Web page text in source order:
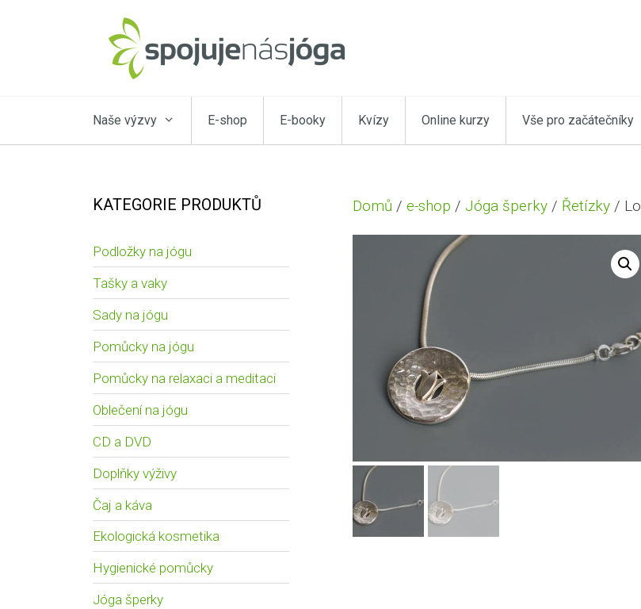
Naše výzvy E-shop E-booky Kvízy Online kurzy Vše pro začátečníky
Domů / e-shop / Jóga šperky/ Řetízky/
KATEGORIE PRODUKTŮ
Podložky na jógu
Tašky a vaky
Sady na jógu
Pomůcky na jógu
Pomůcky na relaxaci a meditaci
Oblečení na jógu
CD a DVD
Doplňky výživy
Čaj a káva
Ekologická kosmetika
Hygienické pomůcky
Jóga šperky